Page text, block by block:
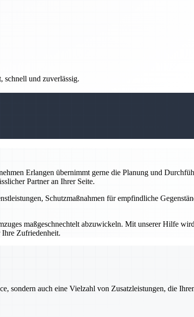
schnell und zuverlässig.
Erlangen übernimmt gerne die Planung und
Partner an Ihrer Seite.
Schutzmaßnahmen für empfindliche
maßgeschnechtelt abzuwickeln. Mit unserer Hilfe
Ihre Zufriedenheit.
sondern auch eine Vielzahl von Zusatzleistungen, die